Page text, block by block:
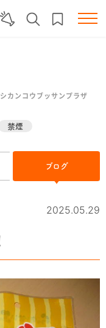
カンコウブッサンプラザ
禁煙
ブログ
2025.05.29